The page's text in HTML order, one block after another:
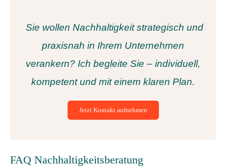
Sie wollen Nachhaltigkeit strategisch und
praxisnah in Ihrem Unternehmen
verankern? Ich begleite Sie – individuell,
kompetent und mit einem klaren Plan.
Jetzt Kontakt aufnehmen
FAQ Nachhaltigkeitsberatung